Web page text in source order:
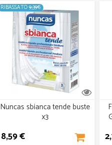
RIBASSATO9,39€
Nuncas sbianca tende buste
x3
8,59 €